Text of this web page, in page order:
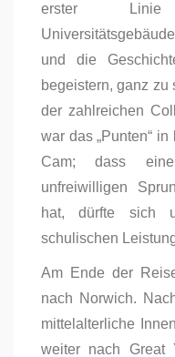
erster
und die
begeistern, ganz zu
der zahlreichen
war das „Punten“
Cam; dass
unfreiwilligen
hat, dürfte sich
schulischen
Am Ende der
nach Norwich.
mittelalterliche
weiter nach Great